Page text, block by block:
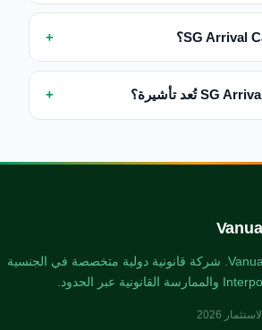
خدمة Vanuatu Fast Citizenship. شركة قانونية دولية متخصصة في الجنسية